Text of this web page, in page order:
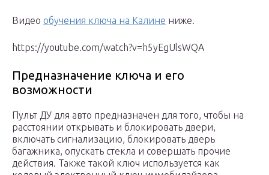
Видео обучения ключа на Калине ниже.
https://youtube.com/watch?v=h5yEgUlsWQA
Предназначение ключа и его
возможности
Пульт ДУ для авто предназначен для того, чтобы на
расстоянии открывать и блокировать двери,
включать сигнализацию, блокировать дверь
багажника, опускать стекла и совершать прочие
действия. Также такой ключ используется как